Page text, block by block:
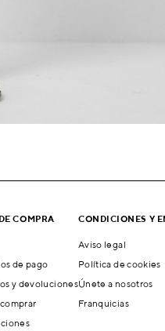
COMPRA
de pago
y devoluciones
CONDICIONES Y
Aviso legal
Política de cookies
Únete a nosotros
Franquicias